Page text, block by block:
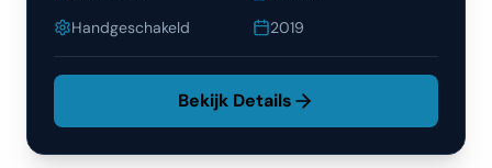
Handgeschakeld
2019
Bekijk Details